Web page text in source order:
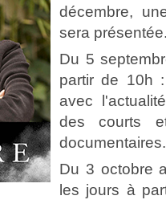
décembre,
sera
Du 5
partir de 10h
avec
des courts
documentaires.
Du 3 octobre
les jours à